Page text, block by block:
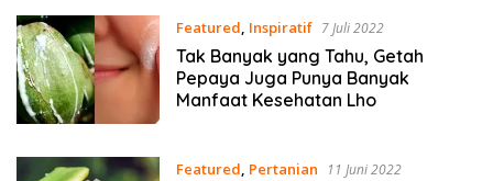
Featured, Inspiratif 7 Juli 2022
Tak Banyak yang Tahu, Getah
Pepaya Juga Punya Banyak
Manfaat Kesehatan Lho
Featured, Pertanian 11 Juni 2022